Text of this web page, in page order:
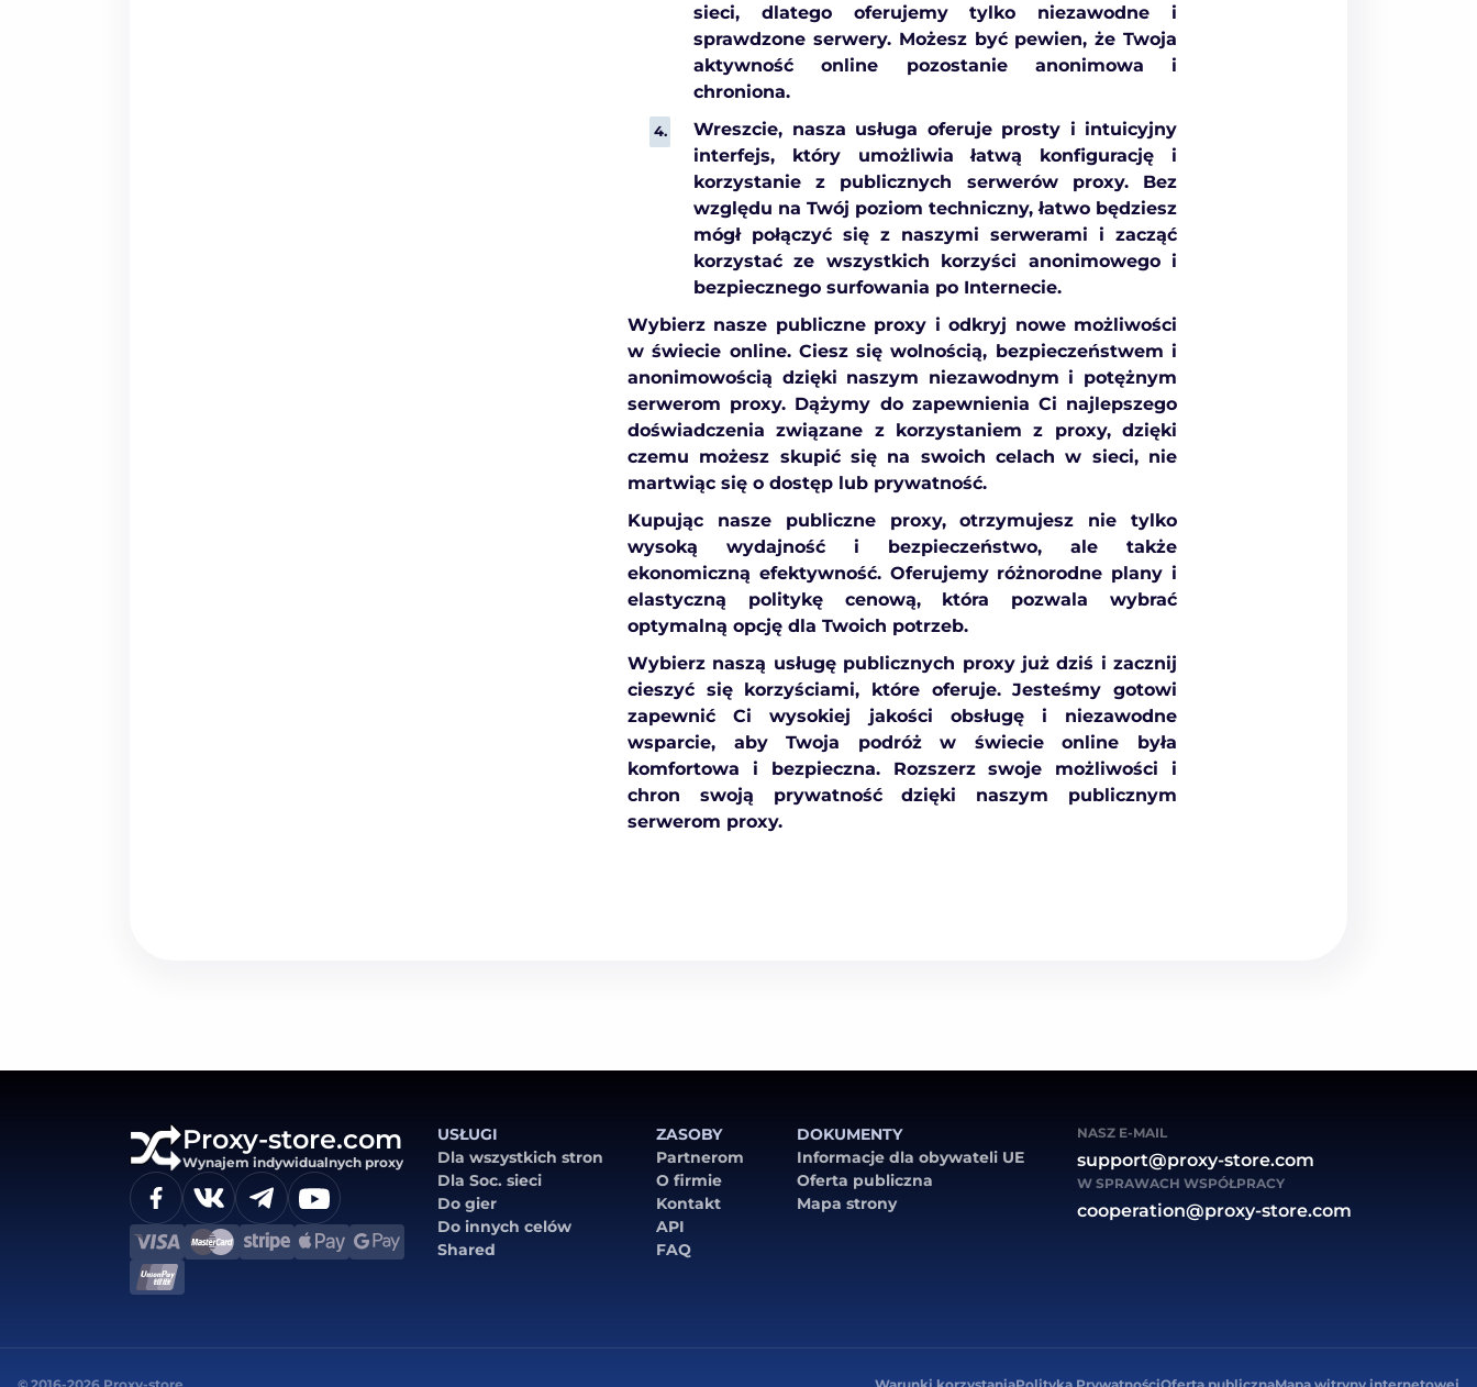
sieci, dlatego oferujemy tylko niezawodne i
sprawdzone serwery. Możesz być pewien, że Twoja
aktywność online pozostanie anonimowa i
chroniona.
Wreszcie, nasza usługa oferuje prosty i intuicyjny
interfejs, który umożliwia łatwą konfigurację i
korzystanie z publicznych serwerów proxy. Bez
względu na Twój poziom techniczny, łatwo będziesz
mógł połączyć się z naszymi serwerami i zacząć
korzystać ze wszystkich korzyści anonimowego i
bezpiecznego surfowania po Internecie.
Wybierz nasze publiczne proxy i odkryj nowe możliwości
w świecie online. Ciesz się wolnością, bezpieczeństwem i
anonimowością dzięki naszym niezawodnym i potężnym
serwerom proxy. Dążymy do zapewnienia Ci najlepszego
doświadczenia związane z korzystaniem z proxy, dzięki
czemu możesz skupić się na swoich celach w sieci, nie
martwiąc się o dostęp lub prywatność.
Kupując nasze publiczne proxy, otrzymujesz nie tylko
wysoką wydajność i bezpieczeństwo, ale także
ekonomiczną efektywność. Oferujemy różnorodne plany i
elastyczną politykę cenową, która pozwala wybrać
optymalną opcję dla Twoich potrzeb.
Wybierz naszą usługę publicznych proxy już dziś i zacznij
cieszyć się korzyściami, które oferuje. Jesteśmy gotowi
zapewnić Ci wysokiej jakości obsługę i niezawodne
wsparcie, aby Twoja podróż w świecie online była
komfortowa i bezpieczna. Rozszerz swoje możliwości i
chron swoją prywatność dzięki naszym publicznym
serwerom proxy.
Proxy-store.com
Wynajem indywidualnych proxy
USŁUGI
Dla wszystkich stron
Dla Soc. sieci
Do gier
Do innych celów
Shared
ZASOBY
Partnerom
O firmie
Kontakt
API
FAQ
DOKUMENTY
Informacje dla obywateli UE
Oferta publiczna
Mapa strony
NASZ E-MAIL
support@proxy-store.com
W SPRAWACH WSPÓŁPRACY
cooperation@proxy-store.com